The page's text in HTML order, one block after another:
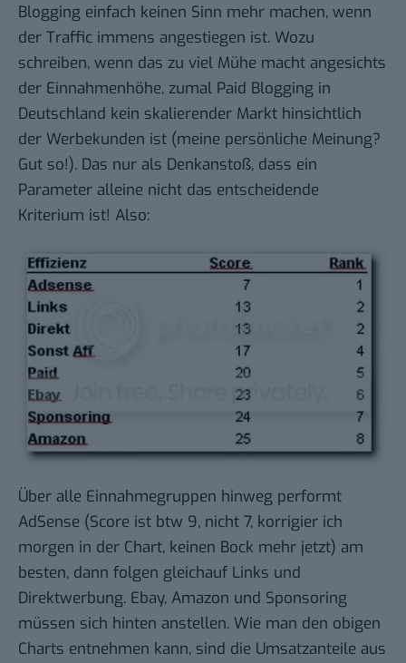
Blogging einfach keinen Sinn mehr machen, wenn
der Traffic immens angestiegen ist. Wozu
schreiben, wenn das zu viel Mühe macht angesichts
der Einnahmenhöhe, zumal Paid Blogging in
Deutschland kein skalierender Markt hinsichtlich
der Werbekunden ist (meine persönliche Meinung?
Gut so!). Das nur als Denkanstoß, dass ein
Parameter alleine nicht das entscheidende
Kriterium ist! Also:
Über alle Einnahmegruppen hinweg performt
AdSense (Score ist btw 9, nicht 7, korrigier ich
morgen in der Chart, keinen Bock mehr jetzt) am
besten, dann folgen gleichauf Links und
Direktwerbung. Ebay, Amazon und Sponsoring
müssen sich hinten anstellen. Wie man den obigen
Charts entnehmen kann, sind die Umsatzanteile aus